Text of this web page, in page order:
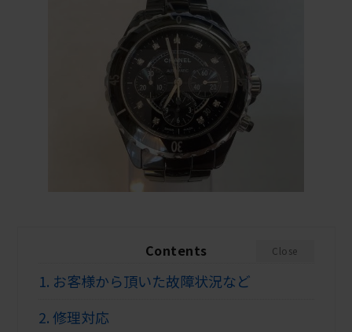
Contents Close
1. お客様から頂いた故障状況など
2.修理対応